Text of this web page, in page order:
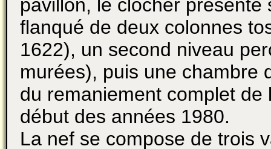
pavillon, le clocher
flanqué de deux colonnes
1622), un second niveau
murées), puis une chambre
du remaniement complet de
début des années 1980.
La nef se compose de trois